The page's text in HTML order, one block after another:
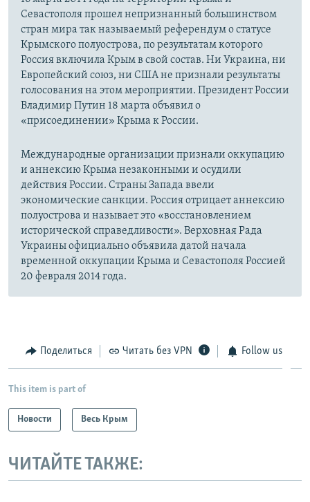
Севастополя прошел непризнанный большинством
стран мира так называемый референдум о статусе
Крымского полуострова, по результатам которого
Россия включила Крым в свой состав. Ни Украина, ни
Европейский союз, ни США не признали результаты
голосования на этом мероприятии. Президент России
Владимир Путин 18 марта объявил о
«присоединении» Крыма к России.
Международные организации признали оккупацию
и аннексию Крыма незаконными и осудили
действия России. Страны Запада ввели
экономические санкции. Россия отрицает аннексию
полуострова и называет это «восстановлением
исторической справедливости». Верховная Рада
Украины официально объявила датой начала
временной оккупации Крыма и Севастополя Россией
20 февраля 2014 года.
Поделиться Читать без VPN Follow us
This item is part of
Новости Весь Крым
ЧИТАЙТЕ ТАКЖЕ: